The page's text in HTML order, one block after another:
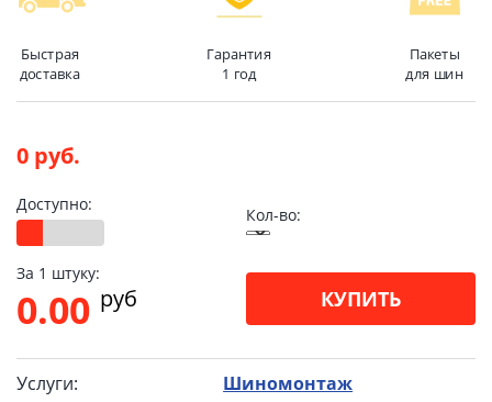
Быстрая
доставка
Гарантия
1 год
Пакеты
для шин
0 руб.
Доступно:
Кол-во:
За 1 штуку:
0.00 pуб КУПИТЬ
Услуги: Шиномонтаж